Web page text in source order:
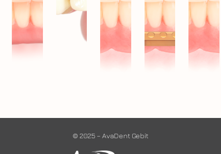
© 2025 – AvaDent Gebit